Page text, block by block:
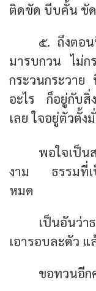
ติดขัด บีบคั้น ขั
๕. ถึงตอน
มารบกวน ไม่
กระวนกระวาย
อะไร ก็อยู่กับสิ่
เลย ใจอยู่ตัวตั้ง
พอใจเป็
งาม ธรรมที่เ
หมด
เป็นอันว่า
เอารอบละตัว
ขอทวนอีก